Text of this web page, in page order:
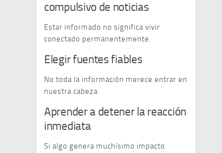
compulsivo de noticias
Estar informado no significa vivir
conectado permanentemente.
Elegir fuentes fiables
No toda la información merece entrar en
nuestra cabeza.
Aprender a detener la reacción
inmediata
Si algo genera muchísimo impacto